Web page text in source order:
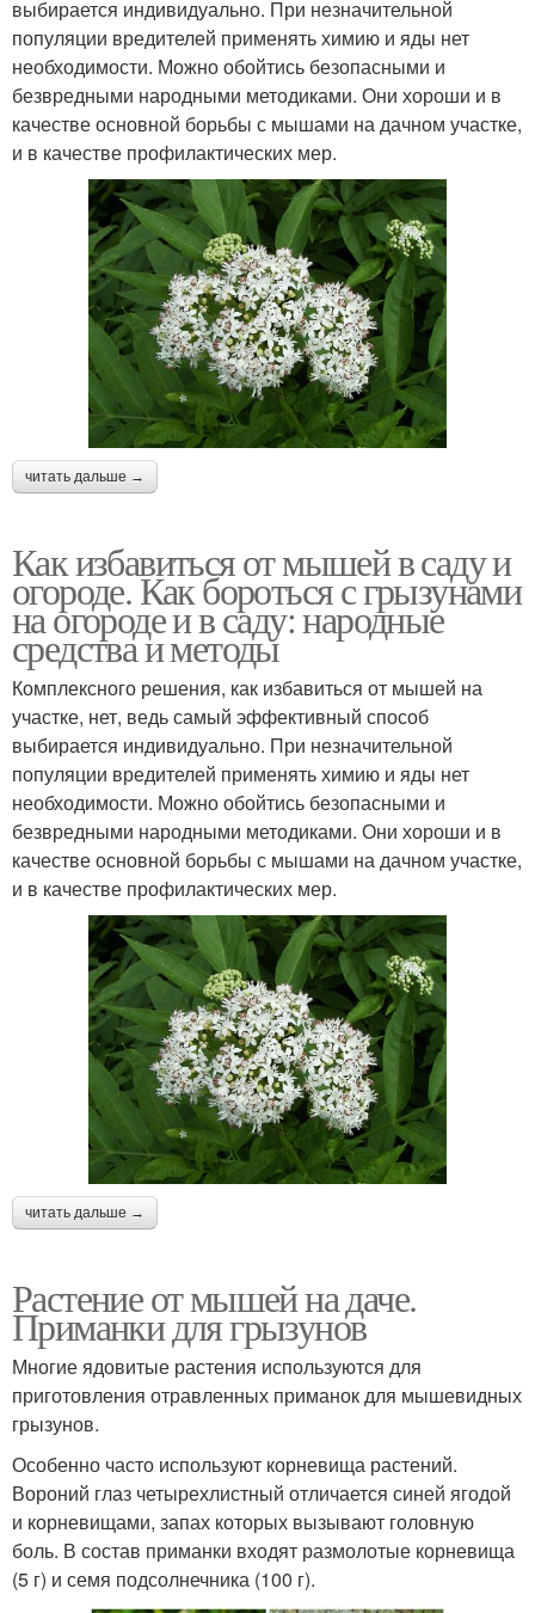
выбирается индивидуально. При незначительной
популяции вредителей применять химию и яды нет
необходимости. Можно обойтись безопасными и
безвредными народными методиками. Они хороши и в
качестве основной борьбы с мышами на дачном участке,
и в качестве профилактических мер.
читать дальше →
Как избавиться от мышей в саду и
огороде. Как бороться с грызунами
на огороде и в саду: народные
средства и методы
Комплексного решения, как избавиться от мышей на
участке, нет, ведь самый эффективный способ
выбирается индивидуально. При незначительной
популяции вредителей применять химию и яды нет
необходимости. Можно обойтись безопасными и
безвредными народными методиками. Они хороши и в
качестве основной борьбы с мышами на дачном участке,
и в качестве профилактических мер.
читать дальше →
Растение от мышей на даче.
Приманки для грызунов
Многие ядовитые растения используются для
приготовления отравленных приманок для мышевидных
грызунов.
Особенно часто используют корневища растений.
Вороний глаз четырехлистный отличается синей ягодой
и корневищами, запах которых вызывают головную
боль. В состав приманки входят размолотые корневища
(5 г) и семя подсолнечника (100 г).